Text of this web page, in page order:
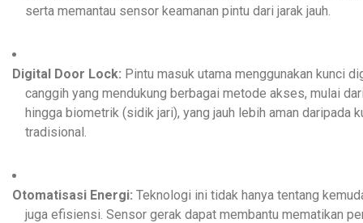
serta memantau sensor keamanan pintu dari jarak jauh.
Digital Door Lock: Pintu masuk utama menggunakan kunci
canggih yang mendukung berbagai metode akses, mulai
hingga biometrik (sidik jari), yang jauh lebih aman daripada
tradisional.
Otomatisasi Energi: Teknologi ini tidak hanya tentang
juga efisiensi. Sensor gerak dapat membantu mematikan